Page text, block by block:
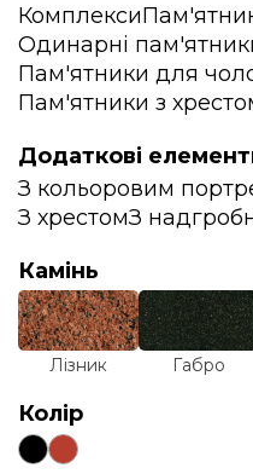
Комплекси
Одинарні
Пам'ятники для
Пам'ятники з
Додаткові
З кольоровим
З хрестомЗ
Камінь
Лізник Габро
Колір